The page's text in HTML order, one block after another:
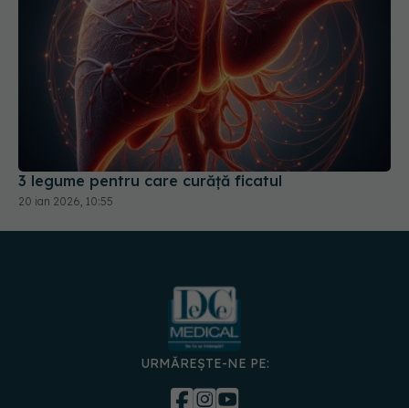
3 legume pentru care curăță ficatul
20 ian 2026, 10:55
URMĂREȘTE-NE PE: